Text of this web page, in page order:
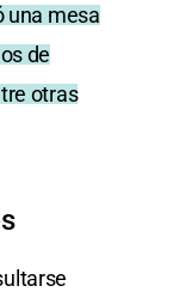
una mesa
de
otras